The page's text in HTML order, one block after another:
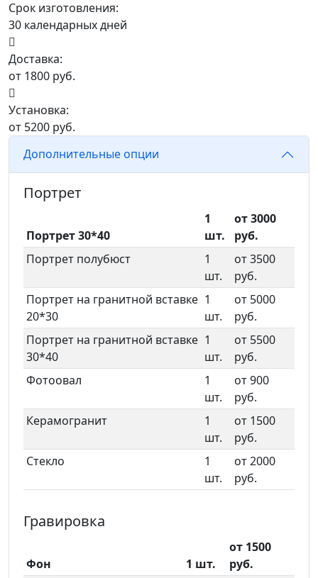
Срок изготовления:
30 календарных дней
Доставка:
от 1800 руб.
Установка:
от 5200 руб.
Дополнительные опции
Портрет
Портрет 30*40
1
шт.
от 3000
руб.
Портрет полубюст
1
шт.
от 3500
руб.
Портрет на гранитной вставке
20*30
1
шт.
от 5000
руб.
Портрет на гранитной вставке
30*40
1
шт.
от 5500
руб.
Фотоовал
1
шт.
от 900
руб.
Керамогранит
1
шт.
от 1500
руб.
Стекло
1
шт.
от 2000
руб.
Гравировка
Фон 1 шт.
от 1500
руб.